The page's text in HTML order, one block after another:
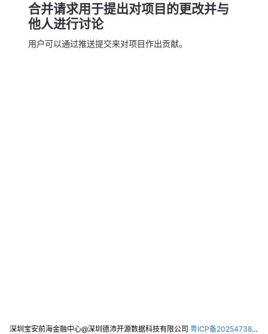
合并请求用于提出对项目的更改并与
他人进行讨论
用户可以通过推送提交来对项目作出贡献。
深圳宝安前海金融中心@深圳德沛开源数据科技有限公司 粤ICP备2025473821号-2